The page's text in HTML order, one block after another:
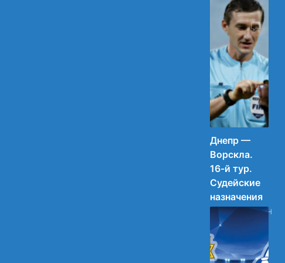
записи.
30.11.2015
12:56
147
Днепр —
Ворскла.
16-й тур.
Судейские
назначения
Обнародован
рабочий
график
арбитров на